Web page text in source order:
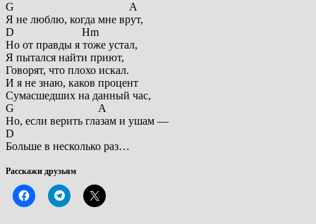
G A
Я не люблю, когда мне врут,
D Hm
Но от правды я тоже устал,
Я пытался найти приют,
Говорят, что плохо искал.
И я не знаю, каков процент
Сумасшедших на данный час,
G A
Но, если верить глазам и ушам —
D
Больше в несколько раз…
Расскажи друзьям